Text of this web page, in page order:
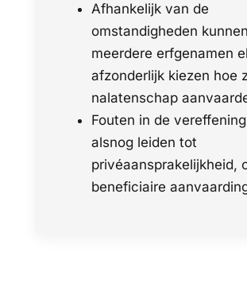
Afhankelijk van de
omstandigheden kunnen
meerdere erfgenamen
afzonderlijk kiezen hoe
nalatenschap
Fouten in de
alsnog leiden tot
privéaansprakelijkheid,
beneficiaire